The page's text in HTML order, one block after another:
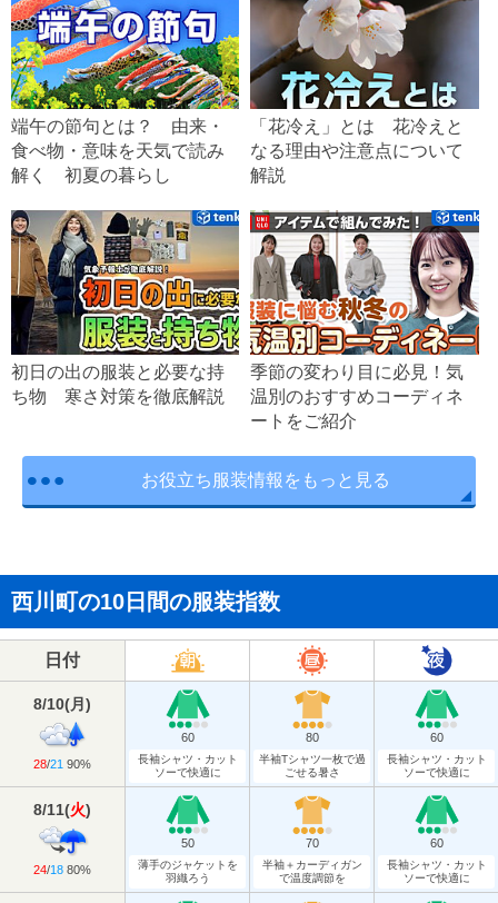
端午の節句とは？ 由来・
食べ物・意味を天気で読み
解く 初夏の暮らし
「花冷え」とは 花冷えと
なる理由や注意点について
解説
初日の出の服装と必要な持
ち物 寒さ対策を徹底解説
季節の変わり目に必見！気
温別のおすすめコーディネ
ートをご紹介
お役立ち服装情報をもっと見る
西川町の10日間の服装指数
日付
8/10(月 )
28/21 90%
60
長袖シャツ・カット
ソーで快適に
80
半袖Tシャツ一枚で過
ごせる暑さ
60
長袖シャツ・カット
ソーで快適に
8/11(火)
24/18 80%
50
薄手のジャケットを
羽織ろう
70
半袖＋カーディガン
で温度調節を
60
長袖シャツ・カット
ソーで快適に